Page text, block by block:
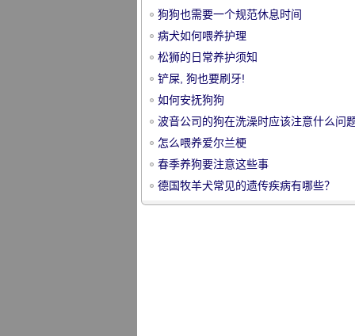
宠
狗狗也需要一个规范休息时间
病犬如何喂养护理
松狮的日常养护须知
铲屎, 狗也要刷牙!
如何安抚狗狗
波音公司的狗在洗澡时应该注意什么问
怎么喂养爱尔兰梗
春季养狗要注意这些事
德国牧羊犬常见的遗传疾病有哪些？